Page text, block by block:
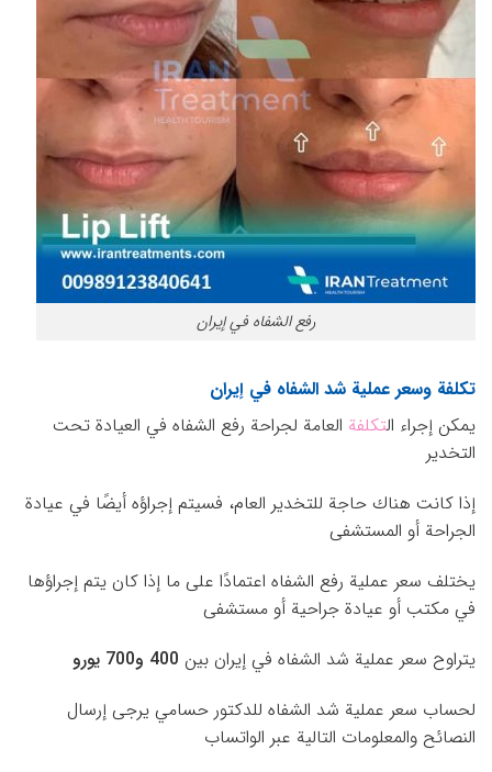
رفع الشفاه في إيران
تكلفة وسعر عملية شد الشفاه في إيران
يمكن إجراء التكلفة العامة لجراحة رفع الشفاه في العيادة تحت
التخدير
إذا كانت هناك حاجة للتخدير العام، فسيتم إجراؤه أيضًا في عيادة
الجراحة أو المستشفى
يختلف سعر عملية رفع الشفاه اعتمادًا على ما إذا كان يتم إجراؤها
في مكتب أو عيادة جراحية أو مستشفى
يتراوح سعر عملية شد الشفاه في إيران بين 400 و700 يورو
لحساب سعر عملية شد الشفاه للدكتور حسامي يرجى إرسال
النصائح والمعلومات التالية عبر الواتساب